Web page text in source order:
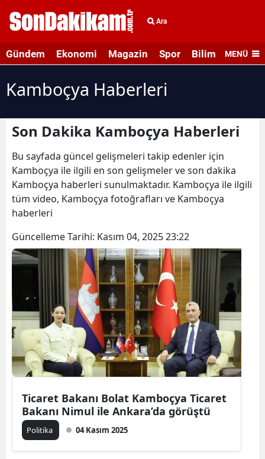
Ara
Gündem Ekonomi Magazin Spor Bilim veMENÜ
Kamboçya Haberleri
Son Dakika Kamboçya Haberleri
Bu sayfada güncel gelişmeleri takip edenler için
Kamboçya ile ilgili en son gelişmeler ve son dakika
Kamboçya haberleri sunulmaktadır. Kamboçya ile ilgili
tüm video, Kamboçya fotoğrafları ve Kamboçya
haberleri
Güncelleme Tarihi: Kasım 04, 2025 23:22
Ticaret Bakanı Bolat Kamboçya Ticaret
Bakanı Nimul ile Ankara’da görüştü
Politika 04 Kasım 2025